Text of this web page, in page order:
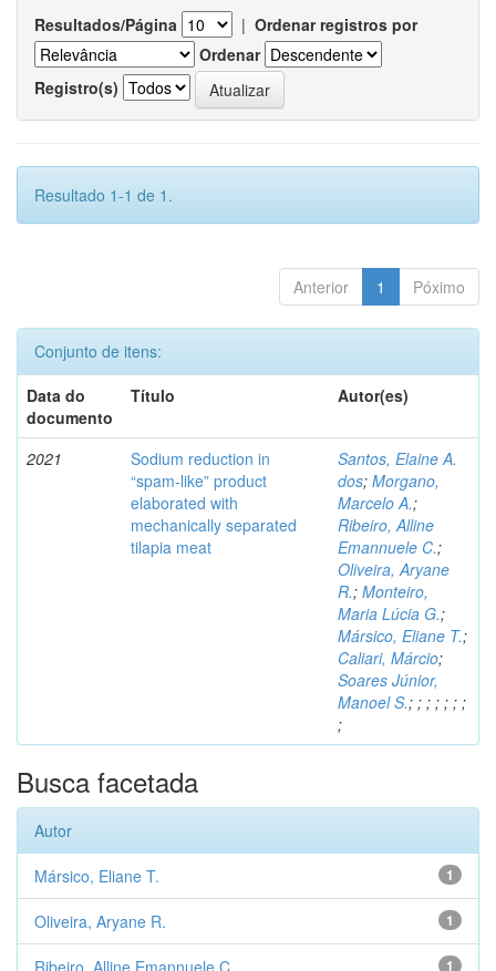
Resultados/Página | Ordenar registros por
Ordenar
Registro(s)
Resultado 1-1 de 1.
Anterior 1 Póximo
Conjunto de itens:
Data do
documento
Título Autor(es)
2021
Sodium reduction in
“spam-like” product
elaborated with
mechanically separated
tilapia meat
Santos, Elaine A.
dos; Morgano,
Marcelo A.;
Ribeiro, Alline
Emannuele C.;
Oliveira, Aryane
R.; Monteiro,
Maria Lúcia G.;
Mársico, Eliane T.;
Caliari, Márcio;
Soares Júnior,
Manoel S.; ; ; ; ; ; ;
;
Busca facetada
Autor
1
Mársico, Eliane T.
1
Oliveira, Aryane R.
1